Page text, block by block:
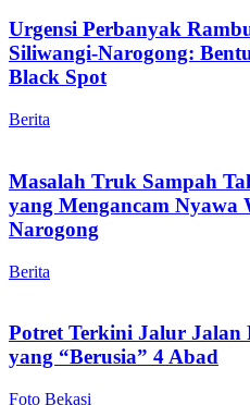
Urgensi Perbanyak
Siliwangi-Narogong:
Black Spot
Berita
Masalah Truk Sampah
yang Mengancam Nyawa
Narogong
Berita
Potret Terkini Jalur Jalan
yang “Berusia” 4 Abad
Foto Bekasi